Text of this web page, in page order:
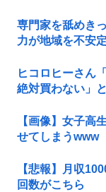
専門家を舐めき
力が地域を不安
ヒコロヒーさん
絶対買わない」
【画像】女子高
せてしまうwww
【悲報】月収
回数がこちら